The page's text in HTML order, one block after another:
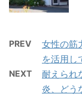
PREV
女性の筋
を活用し
NEXT
耐えられ
炎、どう